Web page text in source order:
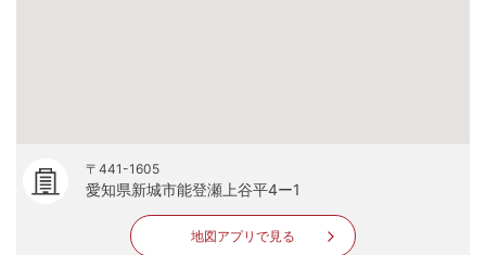
〒441-1605
愛知県新城市能登瀬上谷平4ー1
地図アプリで見る